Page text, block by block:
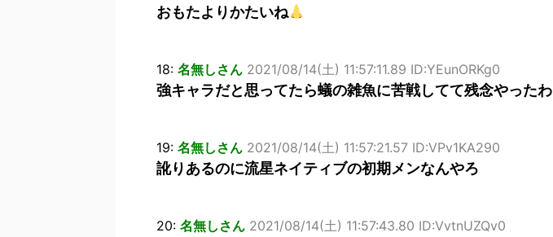
おもたよりかたいね
18: 名無しさん 2021/08/14(土) 11:57:11.89 ID:YEunORKg0
強キャラだと思ってたら蟻の雑魚に苦戦してて残念やったわ
19: 名無しさん 2021/08/14(土) 11:57:21.57 ID:VPv1KA290
訛りあるのに流星ネイティブの初期メンなんやろ
20: 名無しさん 2021/08/14(土) 11:57:43.80 ID:VvtnUZQv0